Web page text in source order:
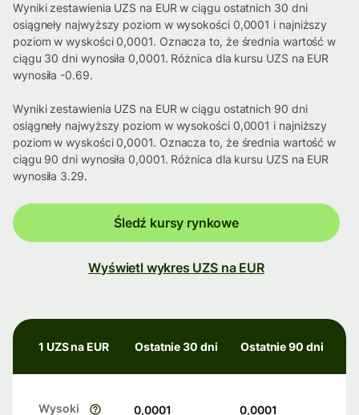
Wyniki zestawienia UZS na EUR w ciągu ostatnich 30 dni
osiągneły najwyższy poziom w wysokości 0,0001 i najniższy
poziom w wyskości 0,0001. Oznacza to, że średnia wartość w
ciągu 30 dni wynosiła 0,0001. Różnica dla kursu UZS na EUR
wynosiła -0.69.
Wyniki zestawienia UZS na EUR w ciągu ostatnich 90 dni
osiągneły najwyższy poziom w wysokości 0,0001 i najniższy
poziom w wyskości 0,0001. Oznacza to, że średnia wartość w
ciągu 90 dni wynosiła 0,0001. Różnica dla kursu UZS na EUR
wynosiła 3.29.
Śledź kursy rynkowe
Wyświetl wykres UZS na EUR
1 UZS na EUR Ostatnie 30 dni Ostatnie 90 dni
Wysoki 0,0001 0,0001